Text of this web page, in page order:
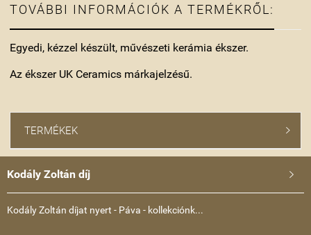
TOVÁBBI INFORMÁCIÓK A TERMÉKRŐL:
Egyedi, kézzel készült, művészeti kerámia ékszer.
Az ékszer UK Ceramics márkajelzésű.
TERMÉKEK 
Kodály Zoltán díj 
Kodály Zoltán díjat nyert - Páva - kollekciónk...